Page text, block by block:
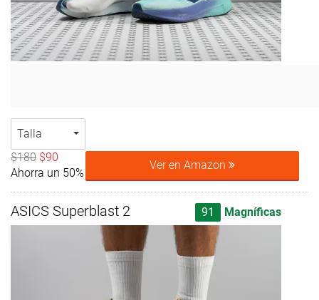
Talla
$180 $90
Ahorra un 50%
Ver en Amazon
ASICS Superblast 2 91 Magníficas